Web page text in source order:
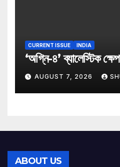
CURRENT ISSUE INDIA
‘অগ্নি-৪’ ব্যালেস্টিক
AUGUST 7, 2026
ABOUT US